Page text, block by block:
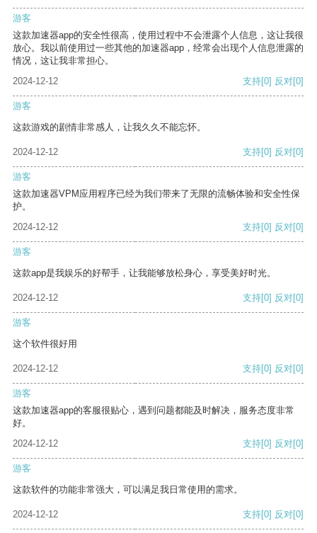
游客
这款加速器app的安全性很高，使用过程中不会泄露个人信息，这让我很
放心。我以前使用过一些其他的加速器app，经常会出现个人信息泄露的
情况，这让我非常担心。
2024-12-12
支持[0] 反对[0]
游客
这款游戏的剧情非常感人，让我久久不能忘怀。
2024-12-12 支持[0] 反对[0]
游客
这款加速器VPM应用程序已经为我们带来了无限的流畅体验和安全性保
护。
2024-12-12
支持[0] 反对[0]
游客
这款app是我娱乐的好帮手，让我能够放松身心，享受美好时光。
2024-12-12 支持[0] 反对[0]
游客
这个软件很好用
2024-12-12 支持[0] 反对[0]
游客
这款加速器app的客服很贴心，遇到问题都能及时解决，服务态度非常
好。
2024-12-12
支持[0] 反对[0]
游客
这款软件的功能非常强大，可以满足我日常使用的需求。
2024-12-12 支持[0] 反对[0]